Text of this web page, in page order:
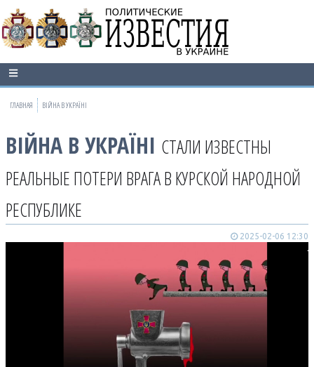
ГЛАВНАЯ ВІЙНА В УКРАЇНІ
ВІЙНА В УКРАЇНІ СТАЛИ ИЗВЕСТНЫ
РЕАЛЬНЫЕ ПОТЕРИ ВРАГА В КУРСКОЙ НАРОДНОЙ
РЕСПУБЛИКЕ
2025-02-06 12:30